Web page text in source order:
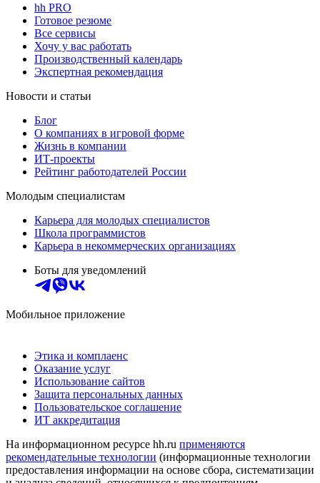
hh PRO
Готовое резюме
Все сервисы
Хочу у вас работать
Производственный календарь
Экспертная рекомендация
Новости и статьи
Блог
О компаниях в игровой форме
Жизнь в компании
ИТ-проекты
Рейтинг работодателей России
Молодым специалистам
Карьера для молодых специалистов
Школа программистов
Карьера в некоммерческих организациях
Боты для уведомлений
Мобильное приложение
Этика и комплаенс
Оказание услуг
Использование сайтов
Защита персональных данных
Пользовательское соглашение
ИТ аккредитация
На информационном ресурсе hh.ru применяются
рекомендательные технологии (информационные технологии
предоставления информации на основе сбора, систематизации